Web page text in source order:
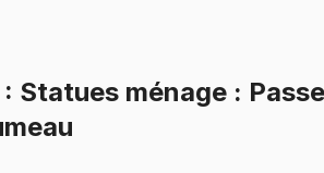
: Statues ménage :